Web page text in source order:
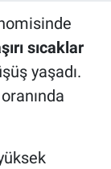
sıcaklar
yaşadı.